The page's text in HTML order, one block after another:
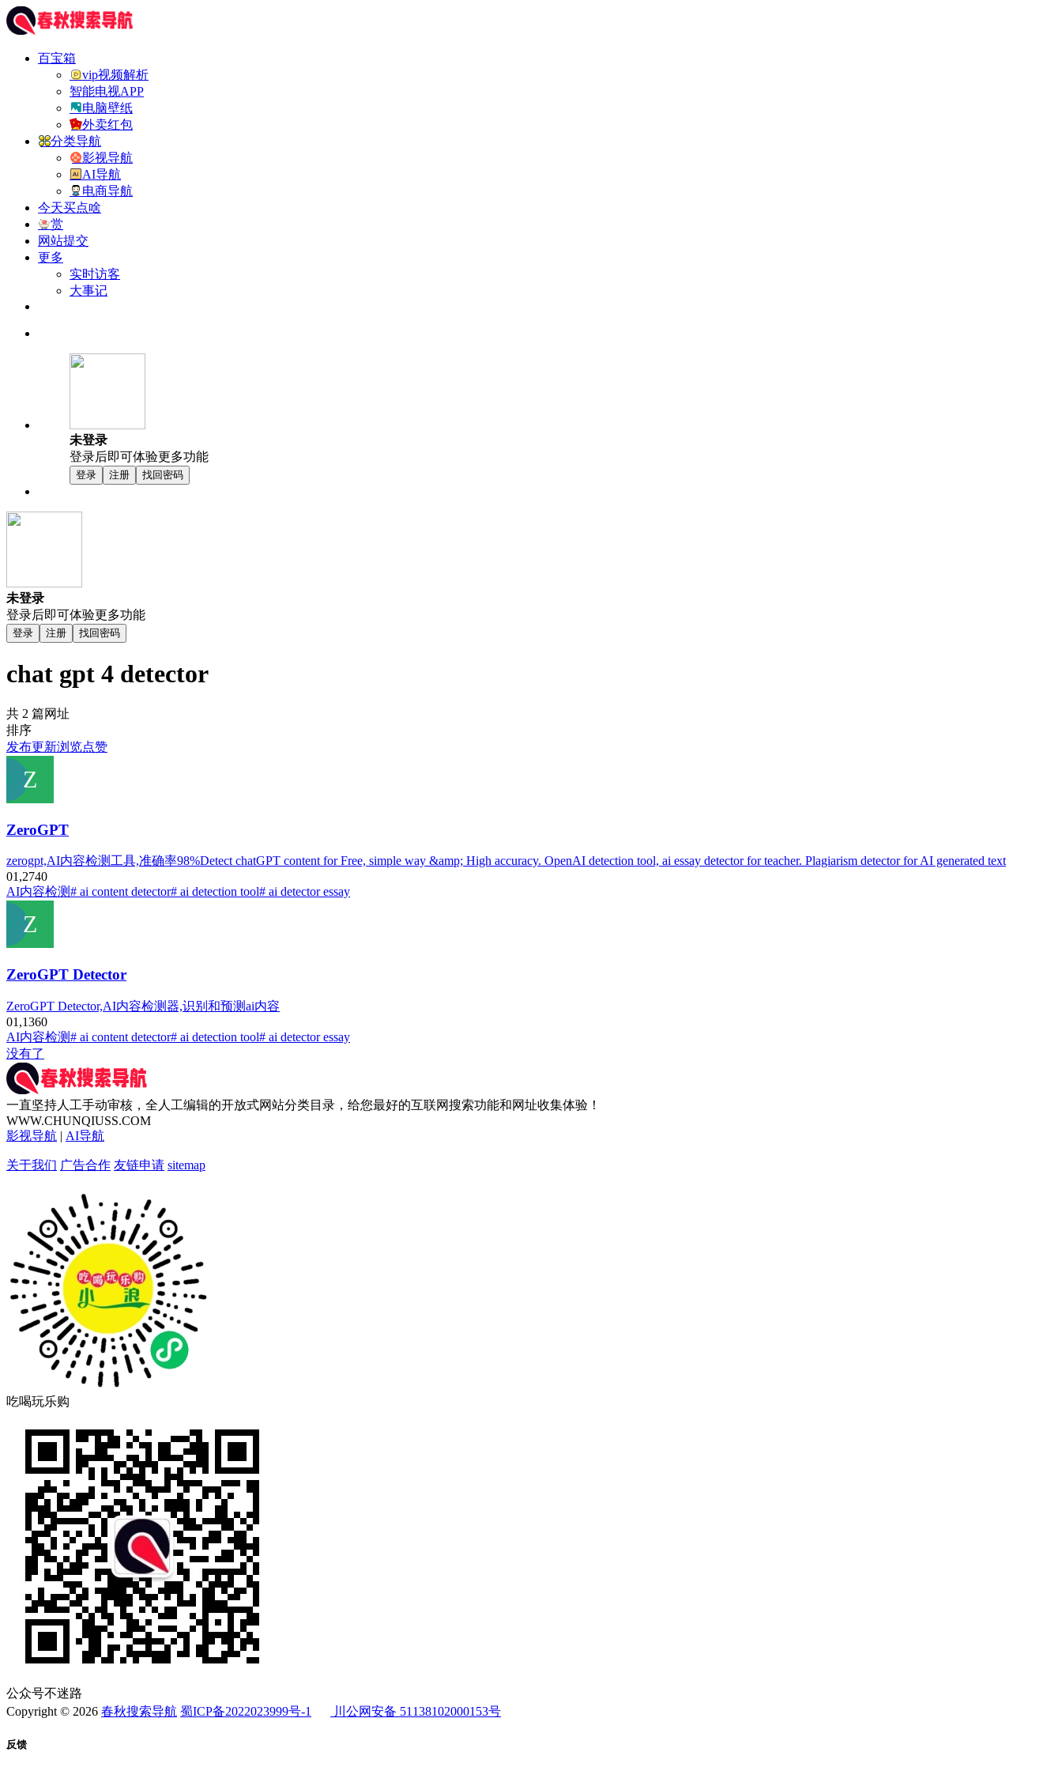
百宝箱
vip视频解析
智能电视APP
电脑壁纸
外卖红包
分类导航
影视导航
AI导航
电商导航
今天买点啥
赏
网站提交
更多
实时访客
大事记
未登录
登录后即可体验更多功能
登录 注册 找回密码
未登录
登录后即可体验更多功能
登录 注册 找回密码
chat gpt 4 detector
共 2 篇网址
排序
发布更新浏览点赞
ZeroGPT
zerogpt,AI内容检测工具,准确率98%Detect chatGPT content for Free, simple way &amp; High accuracy. OpenAI detection tool, ai essay detector for teacher. Plagiarism detector for AI generated text
01,2740
AI内容检测# ai content detector# ai detection tool# ai detector essay
ZeroGPT Detector
ZeroGPT Detector,AI内容检测器,识别和预测ai内容
01,1360
AI内容检测# ai content detector# ai detection tool# ai detector essay
没有了
一直坚持人工手动审核，全人工编辑的开放式网站分类目录，给您最好的互联网搜索功能和网址收集体验！
WWW.CHUNQIUSS.COM
影视导航 | AI导航
关于我们 广告合作 友链申请 sitemap
吃喝玩乐购
公众号不迷路
Copyright © 2026 春秋搜索导航 蜀ICP备2022023999号-1 川公网安备 51138102000153号
反馈